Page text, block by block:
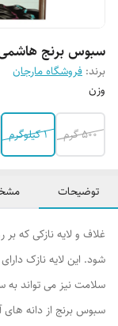
سبوس برنج
برند: فروشگاه مارجان
وزن
500 گرم 1 کیلوگرم
توضیحات
غلاف و لایه نازکی که
شود. این لایه نازک
سلامت نیز می تواند
سبوس برنج از دانه